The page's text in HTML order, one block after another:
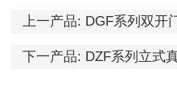
上一产品: DGF系列双开
下一产品: DZF系列立式